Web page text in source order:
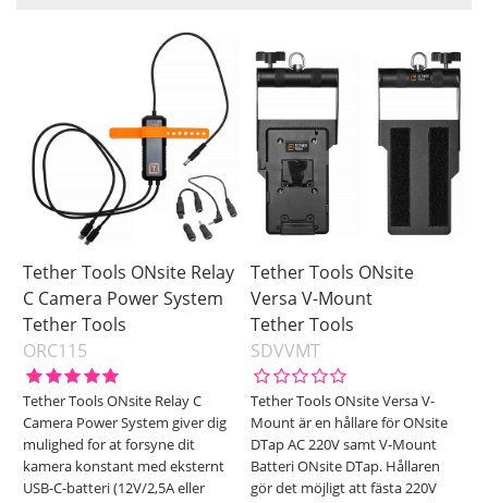
Inkl. Moms
Pris
Accessories
Nikon
Panasonic
Sony
Tether Tools
Tether Tools ONsite Relay
C Camera Power System
Tether Tools
ORC115
Tether Tools ONsite Relay C
Camera Power System giver dig
mulighed for at forsyne dit
kamera konstant med eksternt
USB-C-batteri (12V/2,5A eller
Tether Tools ONsite
Versa V-Mount
Tether Tools
SDVVMT
Tether Tools ONsite Versa V-
Mount är en hållare för ONsite
DTap AC 220V samt V-Mount
Batteri ONsite DTap. Hållaren
gör det möjligt att fästa 220V